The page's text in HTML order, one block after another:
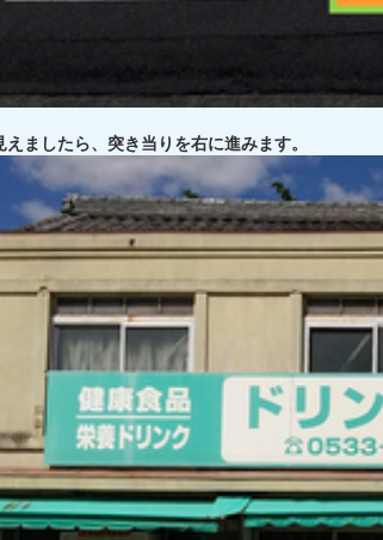
ましたら、突き当りを右に進みます。